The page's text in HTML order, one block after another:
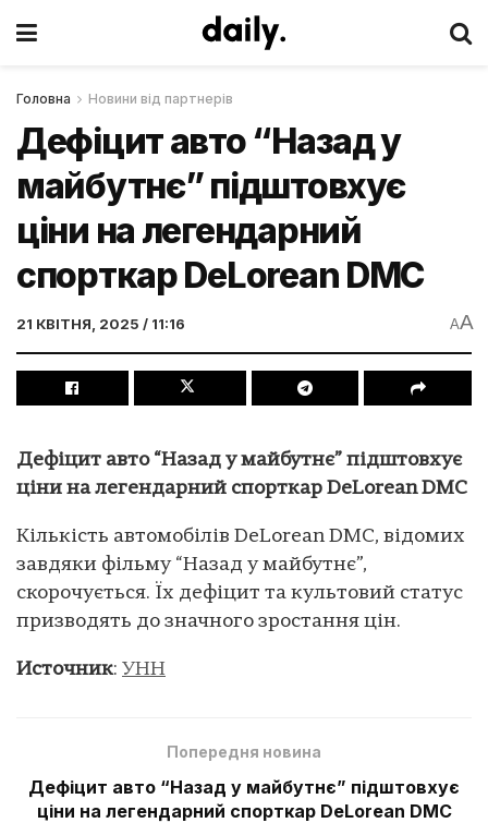
Головна Новини від партнерів
Дефіцит авто “Назад у
майбутнє” підштовхує
ціни на легендарний
спорткар DeLorean DMC
21 КВІТНЯ, 2025 / 11:16 AA
Дефіцит авто “Назад у майбутнє” підштовхує
ціни на легендарний спорткар DeLorean DMC
Кількість автомобілів DeLorean DMC, відомих
завдяки фільму “Назад у майбутнє”,
скорочується. Їх дефіцит та культовий статус
призводять до значного зростання цін.
Источник: УНН
Попередня новина
Дефіцит авто “Назад у майбутнє” підштовхує
ціни на легендарний спорткар DeLorean DMC